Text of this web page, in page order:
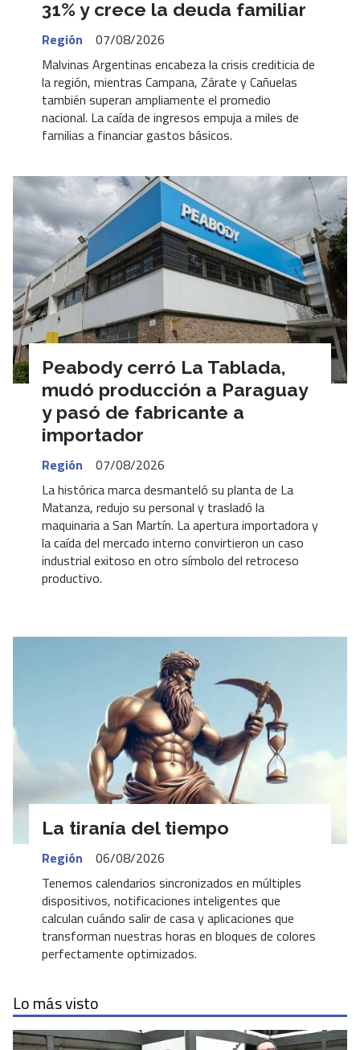
31% y crece la deuda familiar
Región
07/08/2026
Malvinas Argentinas encabeza la crisis crediticia de
la región, mientras Campana, Zárate y Cañuelas
también superan ampliamente el promedio
nacional. La caída de ingresos empuja a miles de
familias a financiar gastos básicos.
Peabody cerró La Tablada,
mudó producción a Paraguay
y pasó de fabricante a
importador
Región
07/08/2026
La histórica marca desmanteló su planta de La
Matanza, redujo su personal y trasladó la
maquinaria a San Martín. La apertura importadora y
la caída del mercado interno convirtieron un caso
industrial exitoso en otro símbolo del retroceso
productivo.
La tiranía del tiempo
Región
06/08/2026
Tenemos calendarios sincronizados en múltiples
dispositivos, notificaciones inteligentes que
calculan cuándo salir de casa y aplicaciones que
transforman nuestras horas en bloques de colores
perfectamente optimizados.
Lo más visto